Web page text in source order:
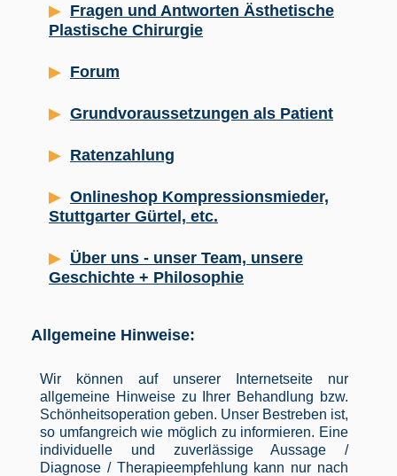
Fragen und Antworten Ästhetische
Plastische Chirurgie
Forum
Grundvoraussetzungen als Patient
Ratenzahlung
Onlineshop Kompressionsmieder,
Stuttgarter Gürtel, etc.
Über uns - unser Team, unsere
Geschichte + Philosophie
Allgemeine Hinweise:
Wir können auf unserer Internetseite nur
allgemeine Hinweise zu Ihrer Behandlung bzw.
Schönheitsoperation geben. Unser Bestreben ist,
so umfangreich wie möglich zu informieren. Eine
individuelle und zuverlässige Aussage /
Diagnose / Therapieempfehlung kann nur nach